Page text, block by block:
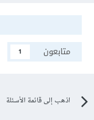
متابعون
1
اذهب إلى قائمة الأسئلة